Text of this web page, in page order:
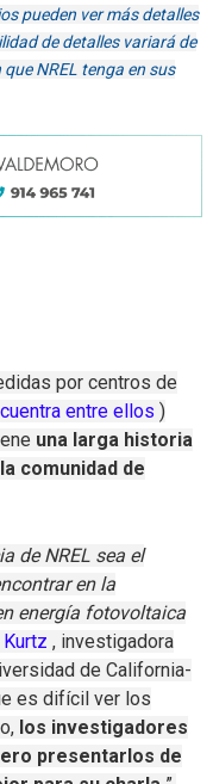
pueden ver más detalles
de detalles variará de
NREL tenga en sus
por centros de
entre ellos )
una larga historia
comunidad de
de NREL sea el
en la
energía fotovoltaica
Kurtz , investigadora
de California-
es difícil ver los
los investigadores
presentarlos de